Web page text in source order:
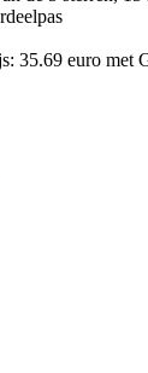
35.69 euro met